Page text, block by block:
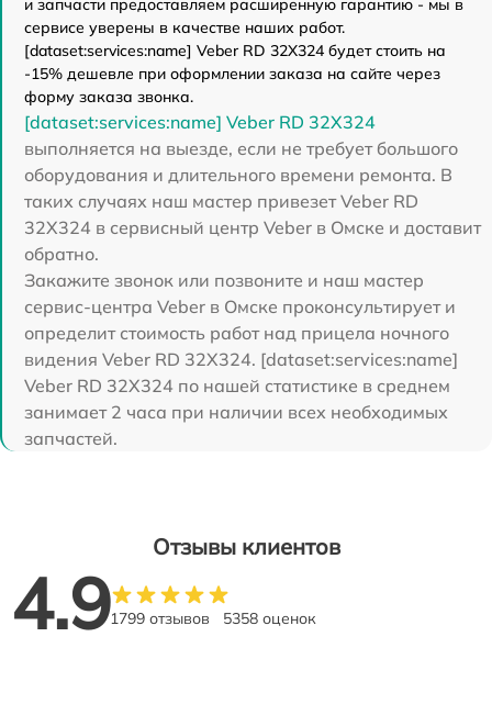
и запчасти предоставляем расширенную гарантию - мы в
сервисе уверены в качестве наших работ.
[dataset:services:name] Veber RD 32X324 будет стоить на
-15% дешевле при оформлении заказа на сайте через
форму заказа звонка.
[dataset:services:name] Veber RD 32X324
выполняется на выезде, если не требует большого
оборудования и длительного времени ремонта. В
таких случаях наш мастер привезет Veber RD
32X324 в сервисный центр Veber в Омске и доставит
обратно.
Закажите звонок или позвоните и наш мастер
сервис-центра Veber в Омске проконсультирует и
определит стоимость работ над прицела ночного
видения Veber RD 32X324. [dataset:services:name]
Veber RD 32X324 по нашей статистике в среднем
занимает 2 часа при наличии всех необходимых
запчастей.
Отзывы клиентов
4.91799 отзывов 5358 оценок